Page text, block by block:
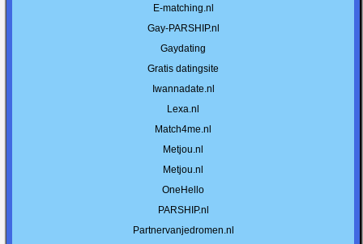
E-matching.nl
Gay-PARSHIP.nl
Gaydating
Gratis datingsite
Iwannadate.nl
Lexa.nl
Match4me.nl
Metjou.nl
Metjou.nl
OneHello
PARSHIP.nl
Partnervanjedromen.nl